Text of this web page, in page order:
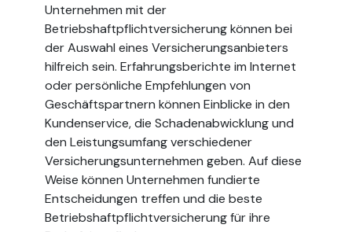
Unternehmen mit der
Betriebshaftpflichtversicherung können bei
der Auswahl eines Versicherungsanbieters
hilfreich sein. Erfahrungsberichte im Internet
oder persönliche Empfehlungen von
Geschäftspartnern können Einblicke in den
Kundenservice, die Schadenabwicklung und
den Leistungsumfang verschiedener
Versicherungsunternehmen geben. Auf diese
Weise können Unternehmen fundierte
Entscheidungen treffen und die beste
Betriebshaftpflichtversicherung für ihre